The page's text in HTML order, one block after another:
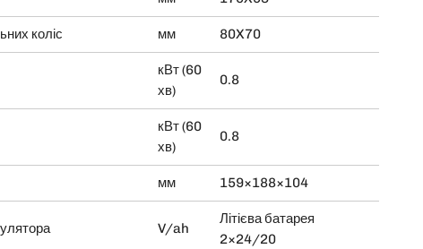
коліс мм 80X70
кВт (60
хв)
0.8
кВт (60
хв)
0.8
мм 159×188×104
V/ah
Літієва батарея
2×24/20